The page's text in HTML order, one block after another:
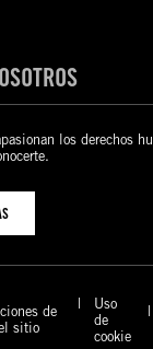
los derechos
de
sitio
Uso
de
cookie